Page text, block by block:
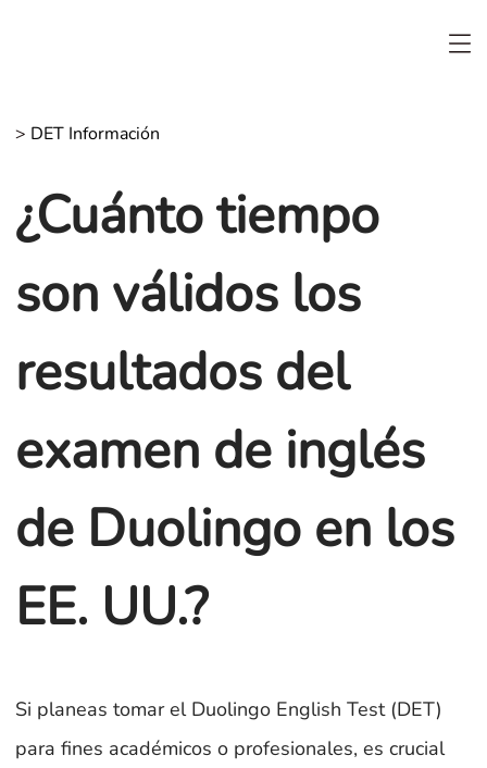
> DET Información
¿Cuánto tiempo
son válidos los
resultados del
examen de inglés
de Duolingo en los
EE. UU.?
Si planeas tomar el Duolingo English Test (DET)
para fines académicos o profesionales, es crucial